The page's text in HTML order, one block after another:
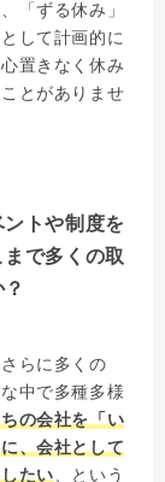
「ずる休み」
して計画的に
置きなく休み
とがありませ
トや制度を
で多くの取
らに多くの
中で多種多様
の会社を「い
、会社として
たい、という